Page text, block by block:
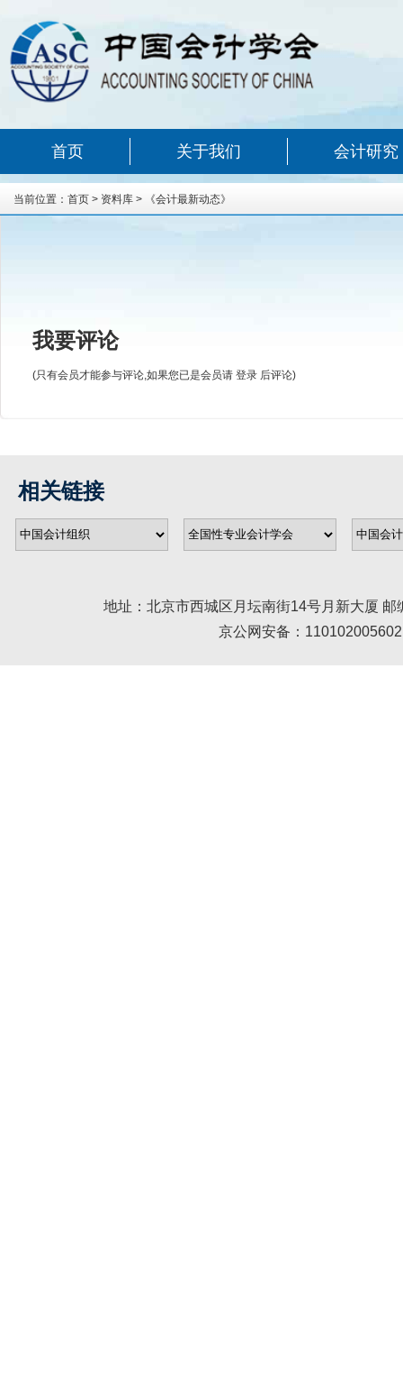
首页 关于我们 会计研究
当前位置： 首页 > 资料库 > 《会计最新动态》
我要评论
(只有会员才能参与评论,如果您已是会员请 登录 后评论)
相关链接
地址：北京市西城区月坛南街14号月新大厦
京公网安备：